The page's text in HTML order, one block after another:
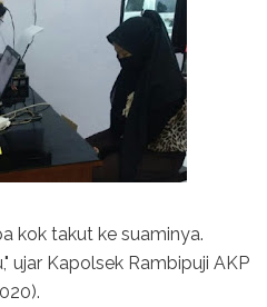
kok takut ke suaminya.
ujar Kapolsek Rambipuji AKP